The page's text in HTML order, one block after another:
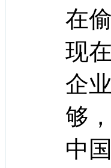
在
现
企
够
中